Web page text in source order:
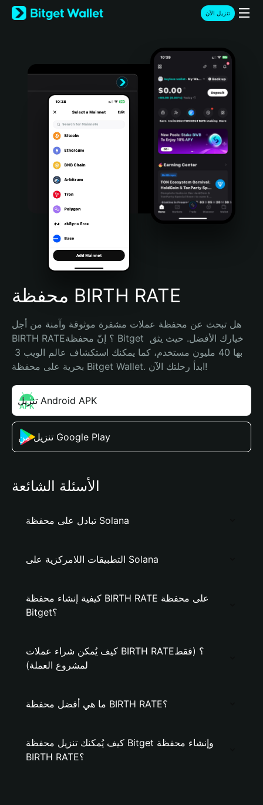
English
日本語
Türkçe
Português (Portugal)
Bahasa Indonesia
Português (Brasil)
Español (Argentina)
تنزيل الآن
محفظة BIRTH RATE
هل تبحث عن محفظة عملات مشفرة موثوقة وآمنة من أجل
BIRTH RATE؟ إنّ محفظة Bitget خيارك الأفضل. حيث يثق
بحرية على محفظة Bitget Wallet. ابدأ رحلتك الآن!
تنزيل Android APK
تنزيل من Google Play
الأسئلة الشائعة
تبادل على محفظة Solana
التطبيقات اللامركزية على Solana
كيفية إنشاء محفظة BIRTH RATE على محفظة
Bitget؟
كيف يُمكن شراء عملات BIRTH RATE؟ (فقط
لمشروع العملة)
ما هي أفضل محفظة BIRTH RATE؟
كيف يُمكنك تنزيل محفظة Bitget وإنشاء محفظة
BIRTH RATE؟